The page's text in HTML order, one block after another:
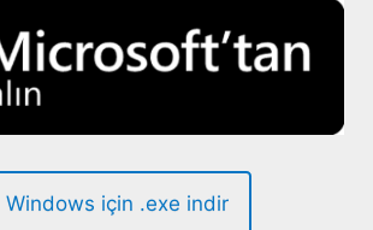
Windows için .exe indir